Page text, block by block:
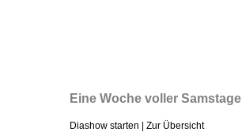
Eine Woche voller Samstage
Diashow starten Zur Übersicht